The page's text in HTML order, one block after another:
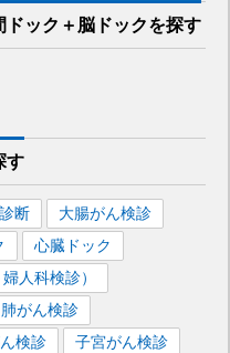
ドック＋脳ドックを探す
す
断
大腸がん検診
心臓ドック
人科検診）
肺がん検診
検診
子宮がん検診